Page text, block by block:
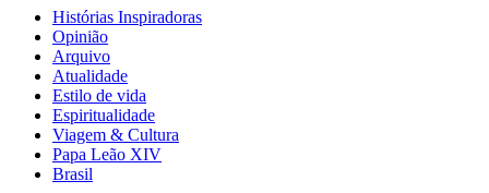
Histórias Inspiradoras
Opinião
Arquivo
Atualidade
Estilo de vida
Espiritualidade
Viagem & Cultura
Papa Leão XIV
Brasil